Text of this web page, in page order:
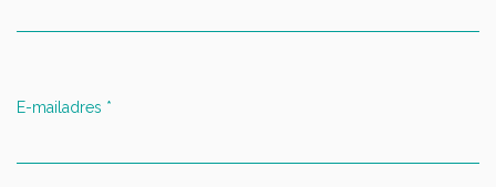
E-mailadres *